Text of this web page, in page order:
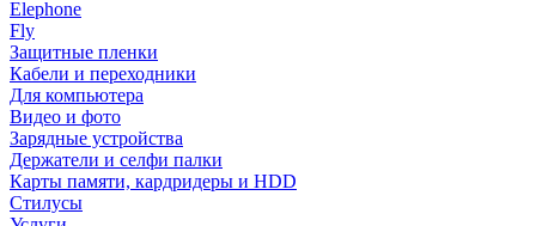
Elephone
Fly
Защитные пленки
Кабели и переходники
Для компьютера
Видео и фото
Зарядные устройства
Держатели и селфи палки
Карты памяти, кардридеры и HDD
Стилусы